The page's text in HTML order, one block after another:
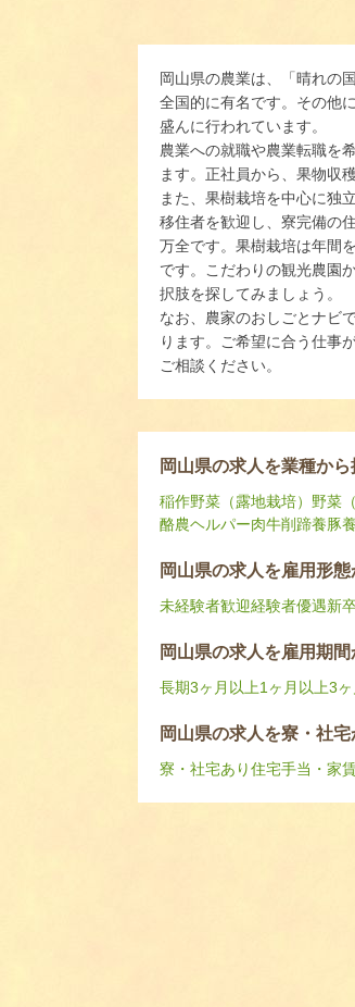
岡山県の農業は、「晴れの
全国的に有名です。その他
盛んに行われています。
農業への就職や農業転職を
ます。正社員から、果物収
また、果樹栽培を中心に独
移住者を歓迎し、寮完備の
万全です。果樹栽培は年間
です。こだわりの観光農園
択肢を探してみましょう。
なお、農家のおしごとナビ
ります。ご希望に合う仕事
ご相談ください。
岡山県の求人を業種から
稲作野菜（露地栽培） 野菜
酪農ヘルパー肉牛削蹄養豚
岡山県の求人を雇用形
未経験者歓迎経験者優遇新
岡山県の求人を雇用期
長期3ヶ月以上1ヶ月以上3
岡山県の求人を寮・社
寮・社宅あり住宅手当・家